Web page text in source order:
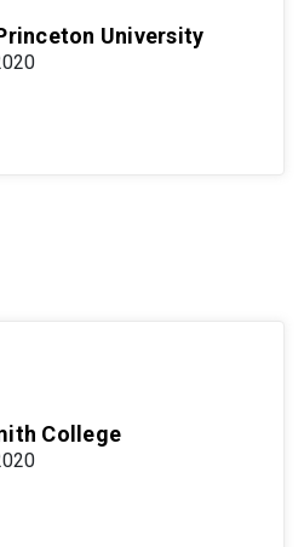
University
College